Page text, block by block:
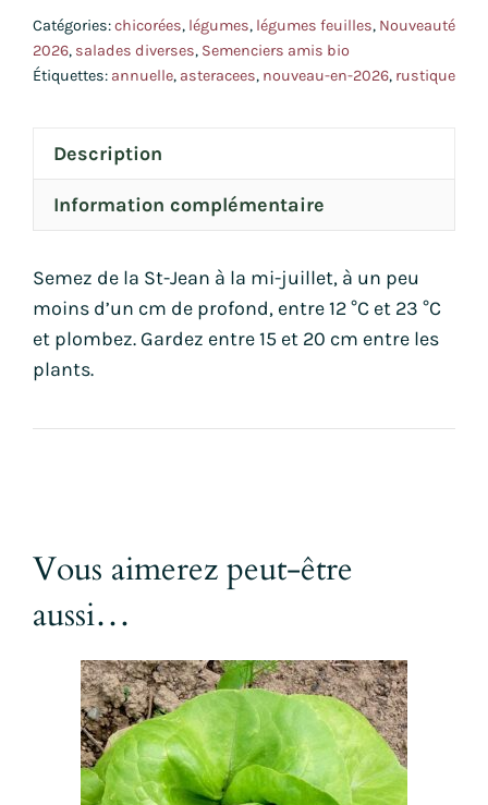
bio
Catégories:chicorées, légumes, légumes feuilles, Nouveauté
2026, salades diverses, Semenciers amis bio
Étiquettes: annuelle, asteracees, nouveau-en-2026, rustique
Description
Information complémentaire
Semez de la St-Jean à la mi-juillet, à un peu
moins d’un cm de profond, entre 12 °C et 23 °C
et plombez. Gardez entre 15 et 20 cm entre les
plants.
Vous aimerez peut-être
aussi…